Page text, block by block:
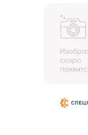
+7 (499)